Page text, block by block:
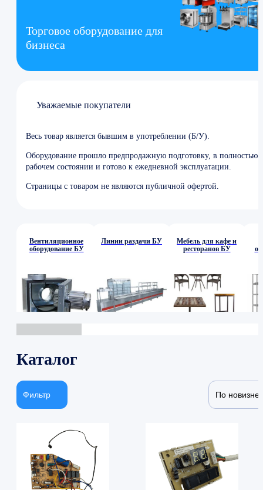
Торговое оборудование для
бизнеса
Уважаемые покупатели
Весь товар является бывшим в употреблении (Б/У).
Оборудование прошло предпродажную подготовку, в полностью
рабочем состоянии и готово к ежедневной эксплуатации.
Страницы с товаром не являются публичной офертой.
Вентиляционное
оборудование БУ
Линии раздачи БУ
Мебель для кафе и
ресторанов БУ
Каталог
Фильтр По новизне